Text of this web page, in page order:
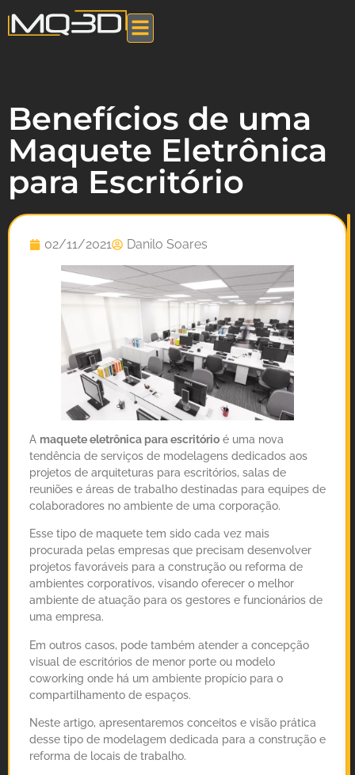
Benefícios de uma
Maquete Eletrônica
para Escritório
02/11/2021 Danilo Soares
A maquete eletrônica para escritório é uma nova
tendência de serviços de modelagens dedicados aos
projetos de arquiteturas para escritórios, salas de
reuniões e áreas de trabalho destinadas para equipes de
colaboradores no ambiente de uma corporação.
Esse tipo de maquete tem sido cada vez mais
procurada pelas empresas que precisam desenvolver
projetos favoráveis para a construção ou reforma de
ambientes corporativos, visando oferecer o melhor
ambiente de atuação para os gestores e funcionários de
uma empresa.
Em outros casos, pode também atender a concepção
visual de escritórios de menor porte ou modelo
coworking onde há um ambiente propício para o
compartilhamento de espaços.
Neste artigo, apresentaremos conceitos e visão prática
desse tipo de modelagem dedicada para a construção e
reforma de locais de trabalho.